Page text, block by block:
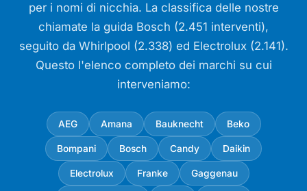
per i nomi di nicchia. La classifica delle nostre
chiamate la guida Bosch (2.451 interventi),
seguito da Whirlpool (2.338) ed Electrolux (2.141).
Questo l'elenco completo dei marchi su cui
interveniamo:
AEG Amana Bauknecht Beko
Bompani Bosch Candy Daikin
Electrolux Franke Gaggenau